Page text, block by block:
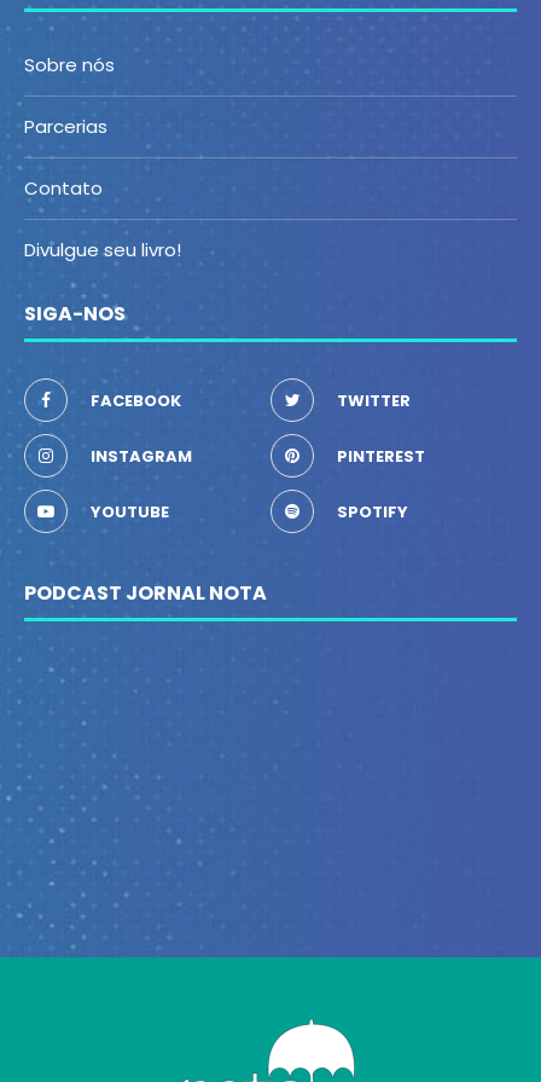
Sobre nós
Parcerias
Contato
Divulgue seu livro!
SIGA-NOS
FACEBOOK TWITTER
INSTAGRAM PINTEREST
YOUTUBE SPOTIFY
PODCAST JORNAL NOTA